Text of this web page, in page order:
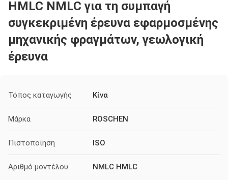
HMLC NMLC για τη συμπαγή
συγκεκριμένη έρευνα εφαρμοσμένης
μηχανικής φραγμάτων, γεωλογική
έρευνα
Τόπος καταγωγής Κίνα
Μάρκα ROSCHEN
Πιστοποίηση ISO
Αριθμό μοντέλου NMLC HMLC